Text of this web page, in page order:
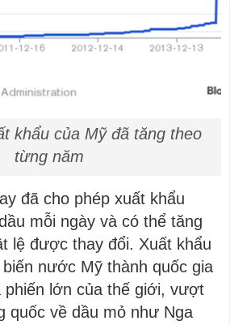
khẩu của Mỹ đã tăng theo
từng năm
đã cho phép xuất khẩu
mỗi ngày và có thể tăng
lệ được thay đổi. Xuất khẩu
nước Mỹ thành quốc gia
phiến lớn của thế giới, vượt
quốc về dầu mỏ như Nga